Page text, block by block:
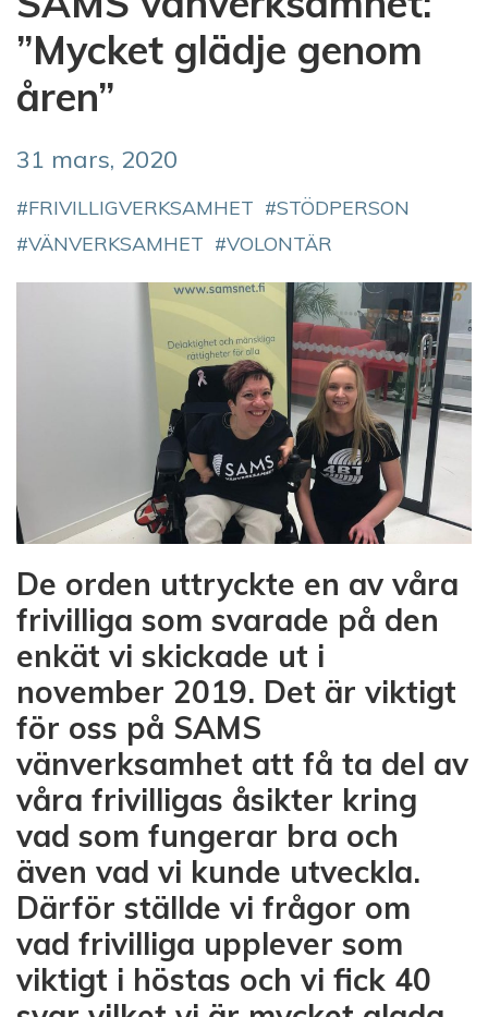
”Mycket glädje genom
åren”
31 mars, 2020
FRIVILLIGVERKSAMHET
STÖDPERSON
VÄNVERKSAMHET
VOLONTÄR
De orden uttryckte en av våra
frivilliga som svarade på den
enkät vi skickade ut i
november 2019. Det är viktigt
för oss på SAMS
vänverksamhet att få ta del av
våra frivilligas åsikter kring
vad som fungerar bra och
även vad vi kunde utveckla.
Därför ställde vi frågor om
vad frivilliga upplever som
viktigt i höstas och vi fick 40